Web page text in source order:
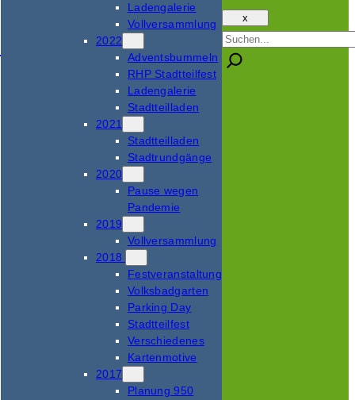
Ladengalerie
Vollversammlung
2022
Adventsbummeln
RHP Stadtteilfest
Ladengalerie
Stadtteilladen
2021
Stadtteilladen
Stadtrundgänge
2020
Pause wegen
Pandemie
2019
Vollversammlung
2018
Festveranstaltung
Volksbadgarten
Parking Day
Stadtteilfest
Verschiedenes
Kartenmotive
2017
Planung 950
x
Suchen